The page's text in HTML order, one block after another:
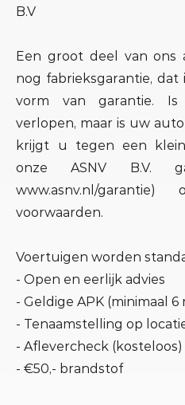
B.V
Een groot deel van ons
nog fabrieksgarantie,
vorm van garantie. Is
verlopen, maar is uw
krijgt u tegen een
onze ASNV B.V.
www.asnv.nl/
voorwaarden.
Voertuigen worden
- Open en eerlijk advies
- Geldige APK (minimaal 6
- Tenaamstelling op
- Aflevercheck (kosteloos)
- €50,- brandstof